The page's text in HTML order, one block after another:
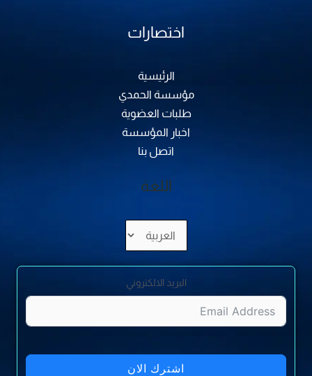
اختصارات
الرئيسية
مؤسسة الحمدي
طلبات العضوية
اخبار المؤسسة
اتصل بنا
اللغة
لغة
البريد الالكتروني
اشترك الان